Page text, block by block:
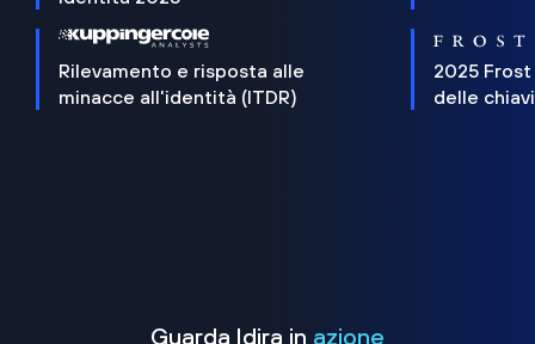
Rilevamento e risposta alle
minacce all'identità (ITDR)
2025 Frost
delle
Guarda Idira in azione